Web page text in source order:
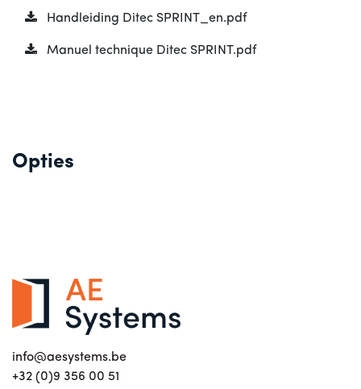
Handleiding Ditec SPRINT_en.pdf
Manuel technique Ditec SPRINT.pdf
Opties
info@aesystems.be
+32 (0)9 356 00 51